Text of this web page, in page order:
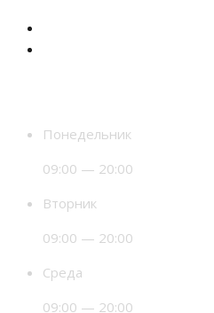
Понедельник
09:00 — 20:00
Вторник
09:00 — 20:00
Среда
09:00 — 20:00